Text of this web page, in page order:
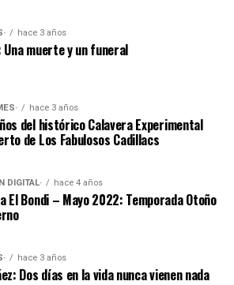
hace 3 años
Una muerte y un funeral
hace 3 años
del histórico Calavera Experimental
de Los Fabulosos Cadillacs
DIGITAL· hace 4 años
El Bondi – Mayo 2022: Temporada Otoño
hace 3 años
Dos días en la vida nunca vienen nada